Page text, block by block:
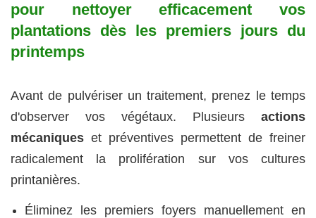
pour nettoyer efficacement vos
plantations dès les premiers jours du
printemps
Avant de pulvériser un traitement, prenez le temps
d'observer vos végétaux. Plusieurs actions
mécaniques et préventives permettent de freiner
radicalement la prolifération sur vos cultures
printanières.
Éliminez les premiers foyers manuellement en